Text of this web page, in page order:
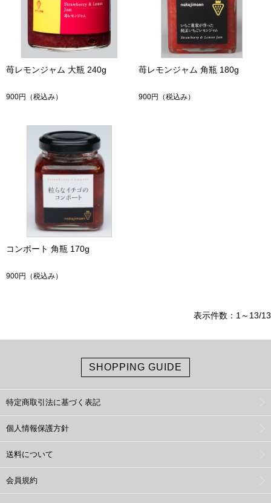
苺レモンジャム 大瓶 240g
900円 （税込み）
苺レモンジャム 角瓶 180g
900円 （税込み）
コンポート 角瓶 170g
900円 （税込み）
表示件数：1～13/13
SHOPPING GUIDE
特定商取引法に基づく表記
個人情報保護方針
送料について
会員規約